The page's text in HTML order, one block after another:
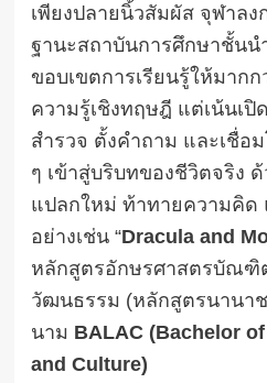
เพียงปลายนิ้วสัมผัส จุฬาล
ฐานะสถาบันการศึกษาชั้นน
ขอบเขตการเรียนรู้ให้มาก
ความรู้เชิงทฤษฎี แต่เน้นเปิ
สำรวจ ตั้งคำถาม และเชื่อ
ๆ เข้าสู่บริบทของชีวิตจริง
แปลกใหม่ ท้าทายความคิด
อย่างเช่น “Dracula and
หลักสูตรอักษรศาสตรบัณฑิ
วัฒนธรรม (หลักสูตรนานา
นาม BALAC (Bachelor
and Culture)